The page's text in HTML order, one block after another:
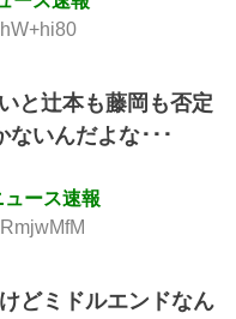
と辻本も藤岡も否定
ないんだよな･･･
ース速報
どミドルエンドなん